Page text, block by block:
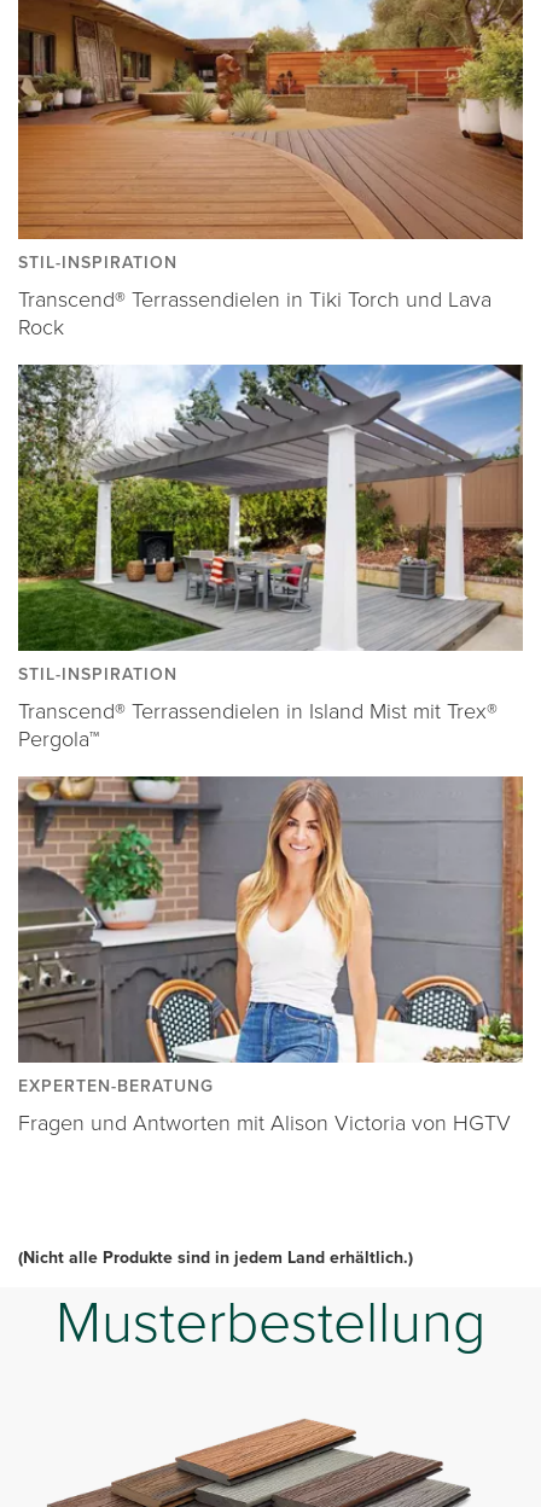
STIL-INSPIRATION
Transcend® Terrassendielen in Tiki Torch und Lava
Rock
STIL-INSPIRATION
Transcend® Terrassendielen in Island Mist mit Trex®
Pergola™
EXPERTEN-BERATUNG
Fragen und Antworten mit Alison Victoria von HGTV
(Nicht alle Produkte sind in jedem Land erhältlich.)
Musterbestellung